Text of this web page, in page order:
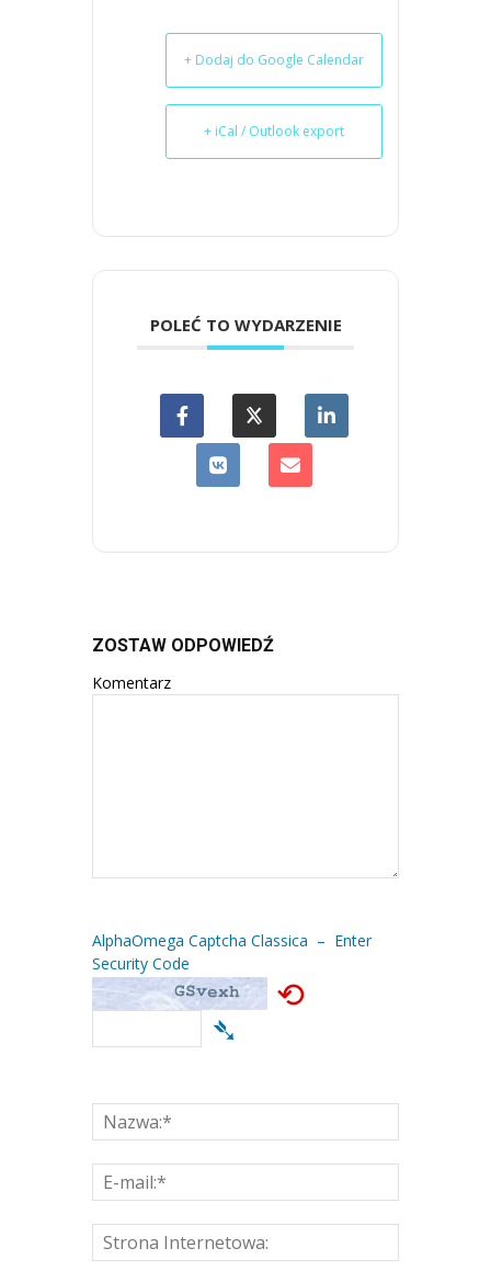
+ Dodaj do Google Calendar
+ iCal / Outlook export
POLEĆ TO WYDARZENIE
ZOSTAW ODPOWIEDŹ
Komentarz
AlphaOmega Captcha Classica – Enter
Security Code
⟲
➴